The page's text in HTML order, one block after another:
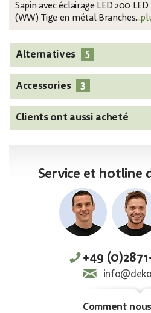
Sapin avec éclairage LED 200
(WW) Tige en métal Branches...
Alternatives 5
Accessories 3
Clients ont aussi acheté
Service et hotline
+49
Comment